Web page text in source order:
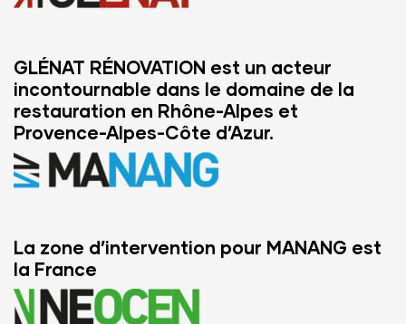
GLÉNAT RÉNOVATION est un acteur
incontournable dans le domaine de la
restauration en Rhône-Alpes et
Provence-Alpes-Côte d’Azur.
La zone d’intervention pour MANANG est
la France